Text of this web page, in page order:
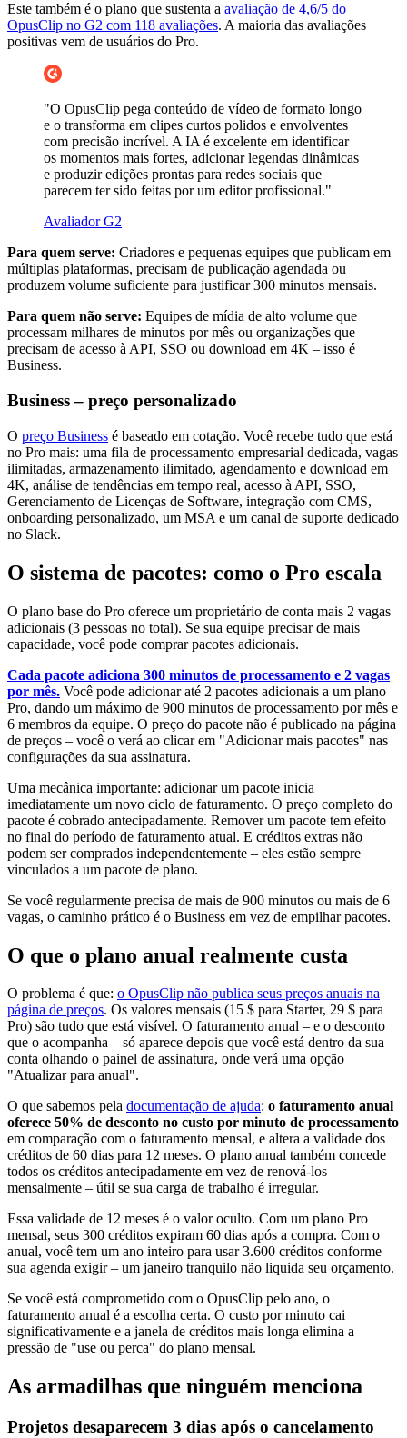
Este também é o plano que sustenta a avaliação de 4,6/5 do
OpusClip no G2 com 118 avaliações. A maioria das avaliações
positivas vem de usuários do Pro.
"O OpusClip pega conteúdo de vídeo de formato longo
e o transforma em clipes curtos polidos e envolventes
com precisão incrível. A IA é excelente em identificar
os momentos mais fortes, adicionar legendas dinâmicas
e produzir edições prontas para redes sociais que
parecem ter sido feitas por um editor profissional."
Avaliador G2
Para quem serve: Criadores e pequenas equipes que publicam em
múltiplas plataformas, precisam de publicação agendada ou
produzem volume suficiente para justificar 300 minutos mensais.
Para quem não serve: Equipes de mídia de alto volume que
processam milhares de minutos por mês ou organizações que
precisam de acesso à API, SSO ou download em 4K – isso é
Business.
Business – preço personalizado
O preço Business é baseado em cotação. Você recebe tudo que está
no Pro mais: uma fila de processamento empresarial dedicada, vagas
ilimitadas, armazenamento ilimitado, agendamento e download em
4K, análise de tendências em tempo real, acesso à API, SSO,
Gerenciamento de Licenças de Software, integração com CMS,
onboarding personalizado, um MSA e um canal de suporte dedicado
no Slack.
O sistema de pacotes: como o Pro escala
O plano base do Pro oferece um proprietário de conta mais 2 vagas
adicionais (3 pessoas no total). Se sua equipe precisar de mais
capacidade, você pode comprar pacotes adicionais.
Cada pacote adiciona 300 minutos de processamento e 2 vagas
por mês. Você pode adicionar até 2 pacotes adicionais a um plano
Pro, dando um máximo de 900 minutos de processamento por mês e
6 membros da equipe. O preço do pacote não é publicado na página
de preços – você o verá ao clicar em "Adicionar mais pacotes" nas
configurações da sua assinatura.
Uma mecânica importante: adicionar um pacote inicia
imediatamente um novo ciclo de faturamento. O preço completo do
pacote é cobrado antecipadamente. Remover um pacote tem efeito
no final do período de faturamento atual. E créditos extras não
podem ser comprados independentemente – eles estão sempre
vinculados a um pacote de plano.
Se você regularmente precisa de mais de 900 minutos ou mais de 6
vagas, o caminho prático é o Business em vez de empilhar pacotes.
O que o plano anual realmente custa
O problema é que: o OpusClip não publica seus preços anuais na
página de preços. Os valores mensais (15 $ para Starter, 29 $ para
Pro) são tudo que está visível. O faturamento anual – e o desconto
que o acompanha – só aparece depois que você está dentro da sua
conta olhando o painel de assinatura, onde verá uma opção
"Atualizar para anual".
O que sabemos pela documentação de ajuda: o faturamento anual
oferece 50% de desconto no custo por minuto de processamento
em comparação com o faturamento mensal, e altera a validade dos
créditos de 60 dias para 12 meses. O plano anual também concede
todos os créditos antecipadamente em vez de renová-los
mensalmente – útil se sua carga de trabalho é irregular.
Essa validade de 12 meses é o valor oculto. Com um plano Pro
mensal, seus 300 créditos expiram 60 dias após a compra. Com o
anual, você tem um ano inteiro para usar 3.600 créditos conforme
sua agenda exigir – um janeiro tranquilo não liquida seu orçamento.
Se você está comprometido com o OpusClip pelo ano, o
faturamento anual é a escolha certa. O custo por minuto cai
significativamente e a janela de créditos mais longa elimina a
pressão de "use ou perca" do plano mensal.
As armadilhas que ninguém menciona
Projetos desaparecem 3 dias após o cancelamento